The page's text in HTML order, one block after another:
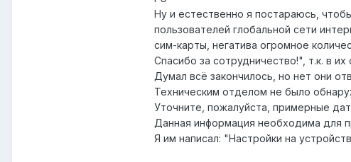
Ну и естественно я постараюсь,
пользователей глобальной сети
сим-карты, негатива огромное
Спасибо за сотрудничество!", т.к. в
Думал всё закончилось, но нет они
Техническим отделом не было
Уточните, пожалуйста, примерные
Данная информация необходима для
Я им написал: "Настройки на